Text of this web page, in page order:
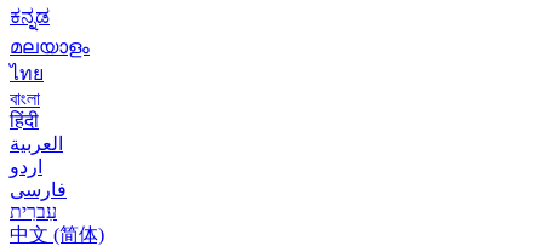
ಕನ್ನಡ
മലയാളം
ไทย
বাংলা
हिंदी
العربية
اردو
فارسی
עִברִית
中文 (简体)